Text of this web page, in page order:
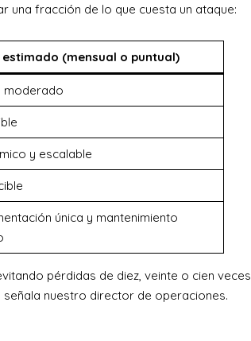
una fracción de lo que cuesta un ataque:
estimado (mensual o puntual)
moderado
y escalable
única y mantenimiento
pérdidas de diez, veinte o cien veces
señala nuestro director de operaciones.